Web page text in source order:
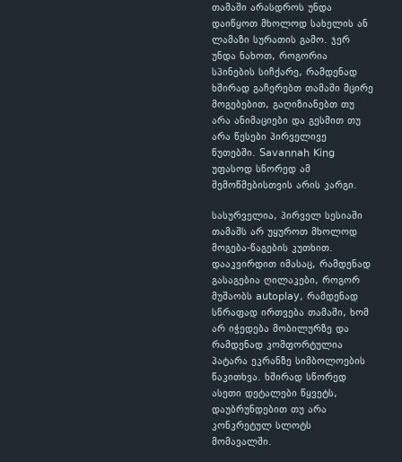
თამაში არასდროს უნდა
დაიწყოთ მხოლოდ სახელის ან
ლამაზი სურათის გამო. ჯერ
უნდა ნახოთ, როგორია
სპინების სიჩქარე, რამდენად
ხშირად გაჩერებთ თამაში მცირე
მოგებებით, გაღიზიანებთ თუ
არა ანიმაციები და გესმით თუ
არა წესები პირველივე
წუთებში. Savannah King
უფასოდ სწორედ ამ
შემოწმებისთვის არის კარგი.
სასურველია, პირველ სესიაში
თამაშს არ უყუროთ მხოლოდ
მოგება-წაგების კუთხით.
დააკვირდით იმასაც, რამდენად
გასაგებია ღილაკები, როგორ
მუშაობს autoplay, რამდენად
სწრაფად ირთვება თამაში, ხომ
არ იჭედება მობილურზე და
რამდენად კომფორტულია
პატარა ეკრანზე სიმბოლოების
წაკითხვა. ხშირად სწორედ
ასეთი დეტალები წყვეტს,
დაუბრუნდებით თუ არა
კონკრეტულ სლოტს
მომავალში.